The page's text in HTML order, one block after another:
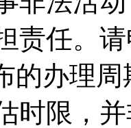
责任。
的办理
时限，